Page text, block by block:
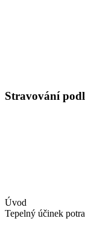
Stravování
Úvod
Tepelný účinek